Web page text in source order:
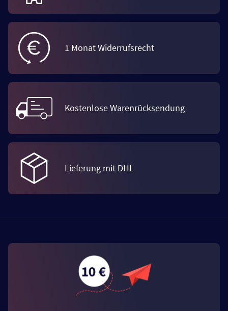
1 Monat Widerrufsrecht
Kostenlose Warenrücksendung
Lieferung mit DHL